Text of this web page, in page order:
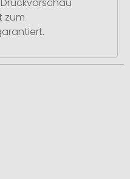
zum